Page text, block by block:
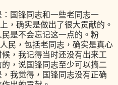
国锋同志和一些老同志一
，确实是做出了很大贡献的。
是不会忘记这一点的。粉
民，包括老同志，确实是真心
，我记得当时还没有出来工
，说国锋同志至少可以搞二
我觉得，国锋同志没有正确